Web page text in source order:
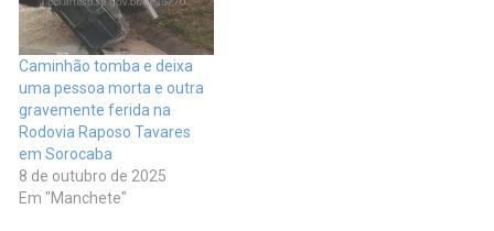
Caminhão tomba e deixa
uma pessoa morta e outra
gravemente ferida na
Rodovia Raposo Tavares
em Sorocaba
8 de outubro de 2025
Em "Manchete"